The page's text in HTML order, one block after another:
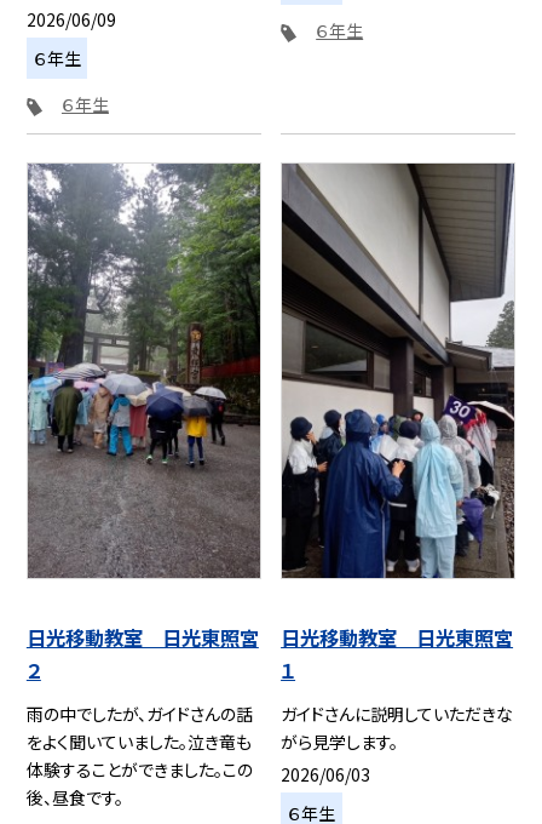
2026/06/09
６年生
６年生
６年生
日光移動教室 日光東照宮
２
雨の中でしたが、ガイドさんの話
をよく聞いていました。泣き竜も
体験することができました。この
後、昼食です。
日光移動教室 日光東照宮
１
ガイドさんに説明していただきな
がら見学します。
2026/06/03
６年生